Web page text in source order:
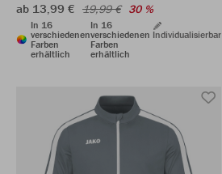
ab 13,99 € 19,99 € 30 %
In 16
verschiedenen
Farben
erhältlich
In 16
verschiedenen
Farben
erhältlich
Individualisierbar